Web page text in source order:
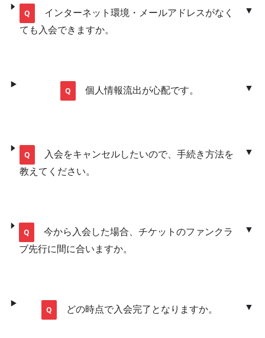
インターネット環境・メールアドレスがなく
ても入会できますか。
個人情報流出が心配です。
入会をキャンセルしたいので、手続き方法を
教えてください。
今から入会した場合、チケットのファンクラ
ブ先行に間に合いますか。
どの時点で入会完了となりますか。